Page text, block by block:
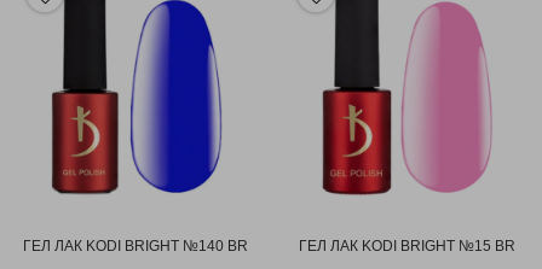
ГЕЛ ЛАК KODI BRIGHT №140 BR ГЕЛ ЛАК KODI BRIGHT №15 BR